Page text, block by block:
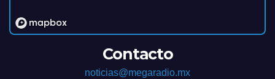
Contacto
noticias@megaradio.mx